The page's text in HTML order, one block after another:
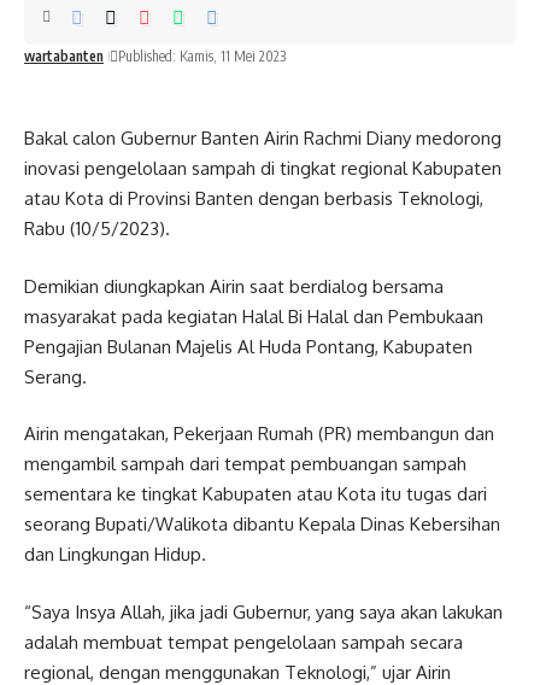
wartabanten Published: Kamis, 11 Mei 2023
Bakal calon Gubernur Banten Airin Rachmi Diany medorong
inovasi pengelolaan sampah di tingkat regional Kabupaten
atau Kota di Provinsi Banten dengan berbasis Teknologi,
Rabu (10/5/2023).
Demikian diungkapkan Airin saat berdialog bersama
masyarakat pada kegiatan Halal Bi Halal dan Pembukaan
Pengajian Bulanan Majelis Al Huda Pontang, Kabupaten
Serang.
Airin mengatakan, Pekerjaan Rumah (PR) membangun dan
mengambil sampah dari tempat pembuangan sampah
sementara ke tingkat Kabupaten atau Kota itu tugas dari
seorang Bupati/Walikota dibantu Kepala Dinas Kebersihan
dan Lingkungan Hidup.
“Saya Insya Allah, jika jadi Gubernur, yang saya akan lakukan
adalah membuat tempat pengelolaan sampah secara
regional, dengan menggunakan Teknologi,” ujar Airin